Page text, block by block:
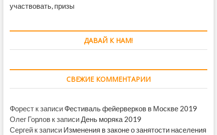
участвовать, призы
ДАВАЙ К НАМ!
СВЕЖИЕ КОММЕНТАРИИ
Форестк записи Фестиваль фейерверков в Москве 2019
Олег Горловк записиДень моряка 2019
Сергейк записи Изменения в законе о занятости населения